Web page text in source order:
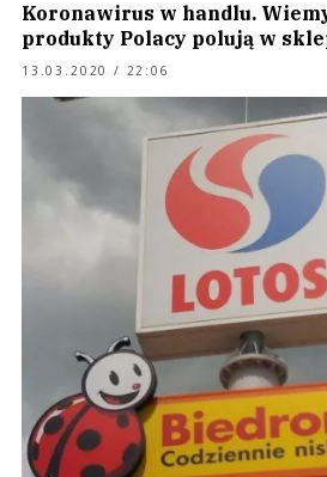
Koronawirus w handlu.
produkty Polacy polują w
13.03.2020 / 22:06